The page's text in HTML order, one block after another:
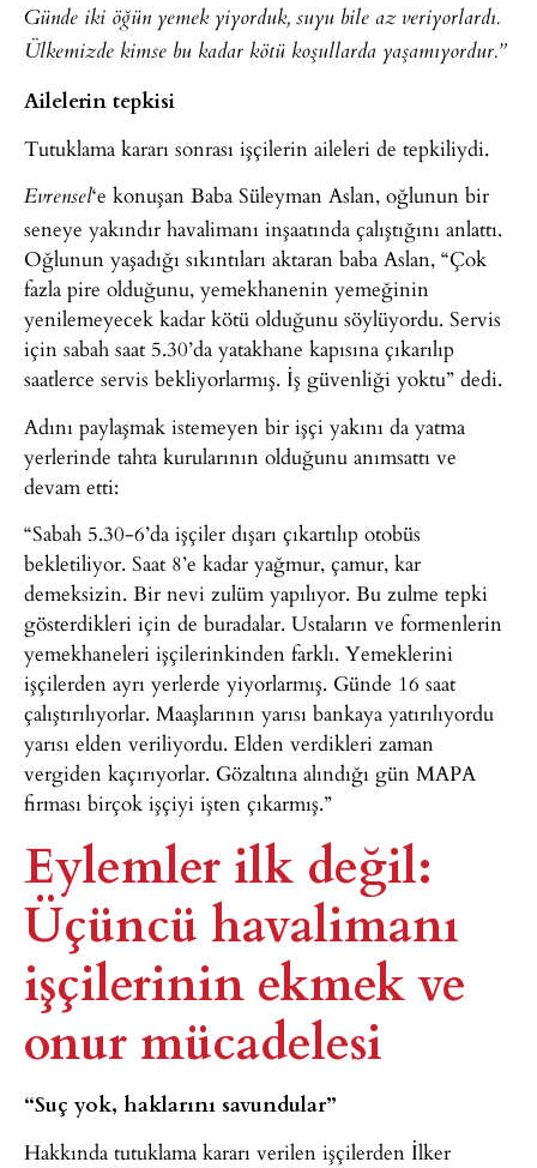
Günde iki öğün yemek yiyorduk, suyu bile az veriyorlardı.
Ülkemizde kimse bu kadar kötü koşullarda yaşamıyordur.”
Ailelerin tepkisi
Tutuklama kararı sonrası işçilerin aileleri de tepkiliydi.
Evrensel‘e konuşan Baba Süleyman Aslan, oğlunun bir
seneye yakındır havalimanı inşaatında çalıştığını anlattı.
Oğlunun yaşadığı sıkıntıları aktaran baba Aslan, “Çok
fazla pire olduğunu, yemekhanenin yemeğinin
yenilemeyecek kadar kötü olduğunu söylüyordu. Servis
için sabah saat 5.30’da yatakhane kapısına çıkarılıp
saatlerce servis bekliyorlarmış. İş güvenliği yoktu” dedi.
Adını paylaşmak istemeyen bir işçi yakını da yatma
yerlerinde tahta kurularının olduğunu anımsattı ve
devam etti:
“Sabah 5.30-6’da işçiler dışarı çıkartılıp otobüs
bekletiliyor. Saat 8’e kadar yağmur, çamur, kar
demeksizin. Bir nevi zulüm yapılıyor. Bu zulme tepki
gösterdikleri için de buradalar. Ustaların ve formenlerin
yemekhaneleri işçilerinkinden farklı. Yemeklerini
işçilerden ayrı yerlerde yiyorlarmış. Günde 16 saat
çalıştırılıyorlar. Maaşlarının yarısı bankaya yatırılıyordu
yarısı elden veriliyordu. Elden verdikleri zaman
vergiden kaçırıyorlar. Gözaltına alındığı gün MAPA
firması birçok işçiyi işten çıkarmış.”
Eylemler ilk değil:
Üçüncü havalimanı
işçilerinin ekmek ve
onur mücadelesi
“Suç yok, haklarını savundular”
Hakkında tutuklama kararı verilen işçilerden İlker